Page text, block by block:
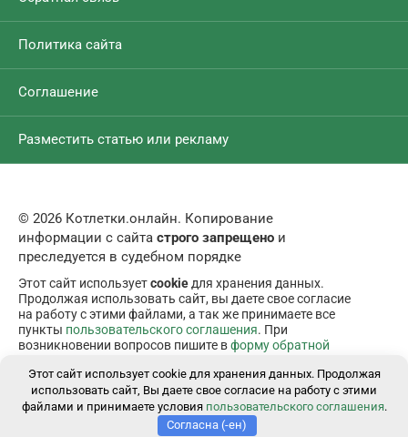
Политика сайта
Соглашение
Разместить статью или рекламу
© 2026 Котлетки.онлайн. Копирование
информации с сайта строго запрещено и
преследуется в судебном порядке
Этот сайт используетcookieдля хранения данных.
Продолжая использовать сайт, вы даете свое согласие
на работу с этими файлами, а так же принимаете все
пункты пользовательского соглашения. При
возникновении вопросов пишите вформу обратной
Этот сайт использует cookie для хранения данных. Продолжая
использовать сайт, Вы даете свое согласие на работу с этими
файлами и принимаете условия пользовательского соглашения.
Согласна (-ен)